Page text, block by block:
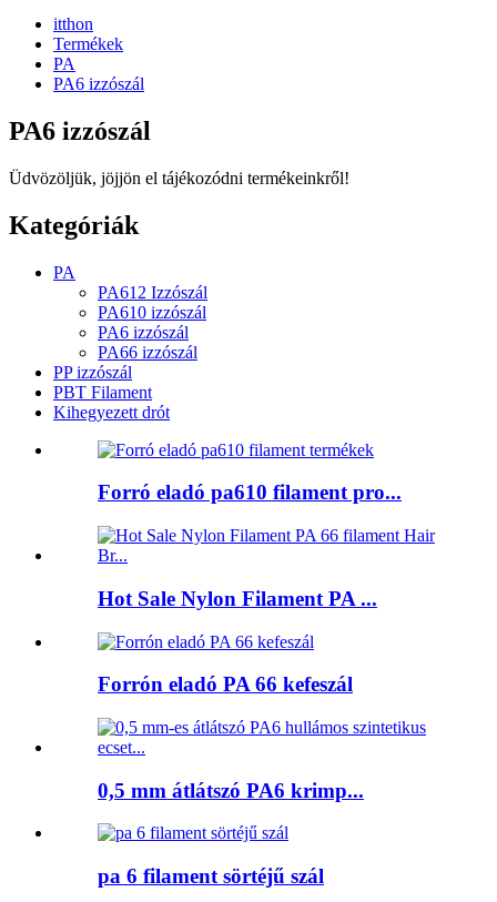
itthon
Termékek
PA
PA6 izzószál
PA6 izzószál
Üdvözöljük, jöjjön el tájékozódni termékeinkről!
Kategóriák
PA
PA612 Izzószál
PA610 izzószál
PA6 izzószál
PA66 izzószál
PP izzószál
PBT Filament
Kihegyezett drót
Forró eladó pa610 filament pro...
Hot Sale Nylon Filament PA ...
Forrón eladó PA 66 kefeszál
0,5 mm átlátszó PA6 krimp...
pa 6 filament sörtéjű szál